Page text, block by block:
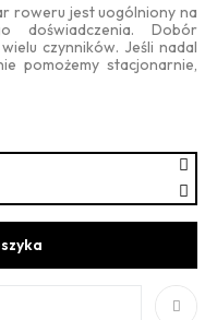
roweru jest uogólniony na
doświadczenia. Dobór
czynników. Jeśli nadal
pomożemy stacjonarnie,